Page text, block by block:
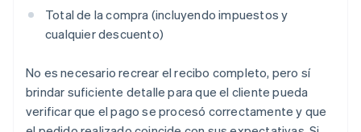
Total de la compra (incluyendo impuestos y
cualquier descuento)
No es necesario recrear el recibo completo, pero sí
brindar suficiente detalle para que el cliente pueda
verificar que el pago se procesó correctamente y que